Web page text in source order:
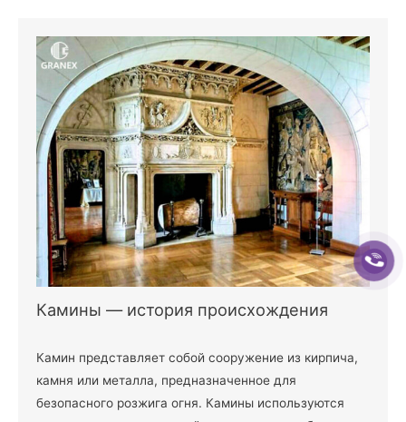
Камины — история происхождения
Камин представляет собой сооружение из кирпича,
камня или металла, предназначенное для
безопасного розжига огня. Камины используются